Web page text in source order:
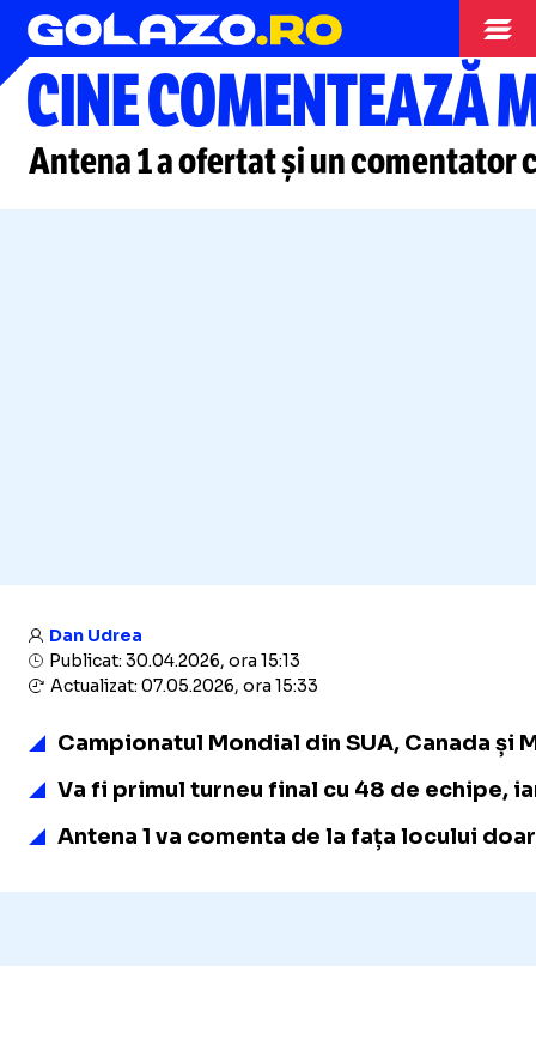
Campionatul Mondial
CINE COMENTEAZĂ
Antena 1 a ofertat și un comentator
Dan Udrea
Publicat: 30.04.2026, ora 15:13
Actualizat: 07.05.2026, ora 15:33
Campionatul Mondial din SUA, Canada și
Va fi primul turneu final cu 48 de echipe,
Antena 1 va comenta de la fața locului